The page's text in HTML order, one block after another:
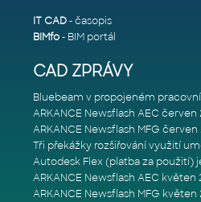
IT CAD- časopis
BIMfo- BIM portál
CAD ZPRÁVY
ARKANCE Newsflash AEC červen
ARKANCE Newsflash MFG červen
ARKANCE Newsflash AEC květen
ARKANCE Newsflash MFG květen